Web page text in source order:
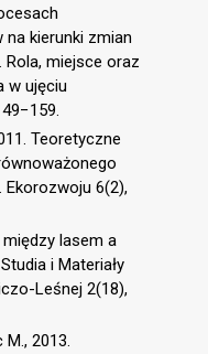
na kierunki zmian
miejsce oraz
w ujęciu
Teoretyczne
Ekorozwoju 6(2),
między lasem a
i Materiały
Leśnej 2(18),
2013.